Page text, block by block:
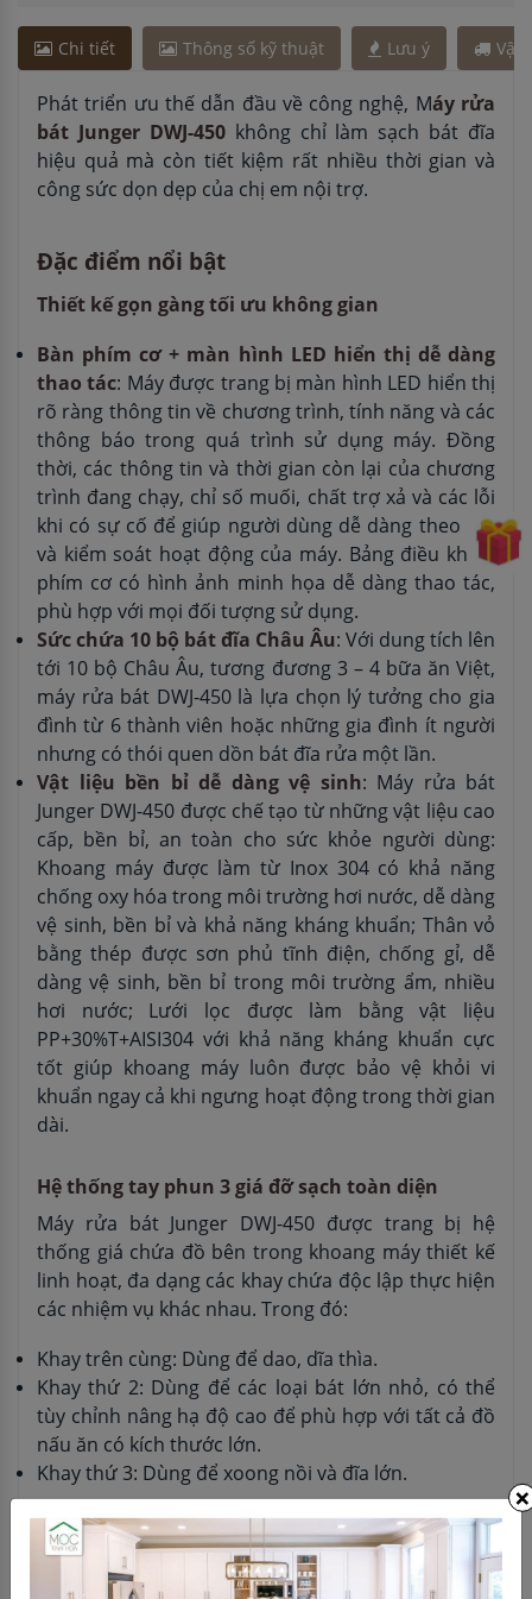
Chi tiết Thông số kỹ thuật Lưu ý Vận
Phát triển ưu thế dẫn đầu về công nghệ, Máy rửa
bát Junger DWJ-450không chỉ làm sạch bát đĩa
hiệu quả mà còn tiết kiệm rất nhiều thời gian và
công sức dọn dẹp của chị em nội trợ.
Đặc điểm nổi bật
Thiết kế gọn gàng tối ưu không gian
Bàn phím cơ + màn hình LED hiển thị dễ dàng
thao tác: Máy được trang bị màn hình LED hiển thị
rõ ràng thông tin về chương trình, tính năng và các
thông báo trong quá trình sử dụng máy. Đồng
thời, các thông tin và thời gian còn lại của chương
trình đang chạy, chỉ số muối, chất trợ xả và các lỗi
khi có sự cố để giúp người dùng dễ dàng theo dõi
và kiểm soát hoạt động của máy. Bảng điều khiển
phím cơ có hình ảnh minh họa dễ dàng thao tác,
phù hợp với mọi đối tượng sử dụng.
Sức chứa 10 bộ bát đĩa Châu Âu: Với dung tích lên
tới 10 bộ Châu Âu, tương đương 3 – 4 bữa ăn Việt,
máy rửa bát DWJ-450 là lựa chọn lý tưởng cho gia
đình từ 6 thành viên hoặc những gia đình ít người
nhưng có thói quen dồn bát đĩa rửa một lần.
Vật liệu bền bỉ dễ dàng vệ sinh: Máy rửa bát
Junger DWJ-450 được chế tạo từ những vật liệu cao
cấp, bền bỉ, an toàn cho sức khỏe người dùng:
Khoang máy được làm từ Inox 304 có khả năng
chống oxy hóa trong môi trường hơi nước, dễ dàng
vệ sinh, bền bỉ và khả năng kháng khuẩn; Thân vỏ
bằng thép được sơn phủ tĩnh điện, chống gỉ, dễ
dàng vệ sinh, bền bỉ trong môi trường ẩm, nhiều
hơi nước; Lưới lọc được làm bằng vật liệu
PP+30%T+AISI304 với khả năng kháng khuẩn cực
tốt giúp khoang máy luôn được bảo vệ khỏi vi
khuẩn ngay cả khi ngưng hoạt động trong thời gian
dài.
Hệ thống tay phun 3 giá đỡ sạch toàn diện
Máy rửa bát Junger DWJ-450 được trang bị hệ
thống giá chứa đồ bên trong khoang máy thiết kế
linh hoạt, đa dạng các khay chứa độc lập thực hiện
các nhiệm vụ khác nhau. Trong đó:
Khay trên cùng: Dùng để dao, dĩa thìa.
Khay thứ 2: Dùng để các loại bát lớn nhỏ, có thể
tùy chỉnh nâng hạ độ cao để phù hợp với tất cả đồ
nấu ăn có kích thước lớn.
Khay thứ 3: Dùng để xoong nồi và đĩa lớn.
Công nghệ rửa khử khuẩn bằng nước nóng 70℃
kết hợp sấy nóng
×